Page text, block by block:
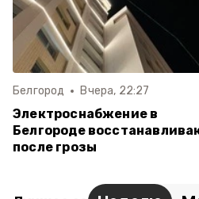
Белгород Вчера, 22:27
Электроснабжение в
Белгороде
после грозы